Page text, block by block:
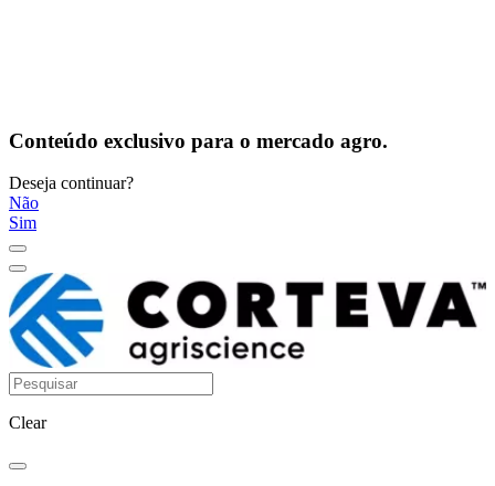
Conteúdo exclusivo para o mercado agro.
Deseja continuar?
Não
Sim
Clear